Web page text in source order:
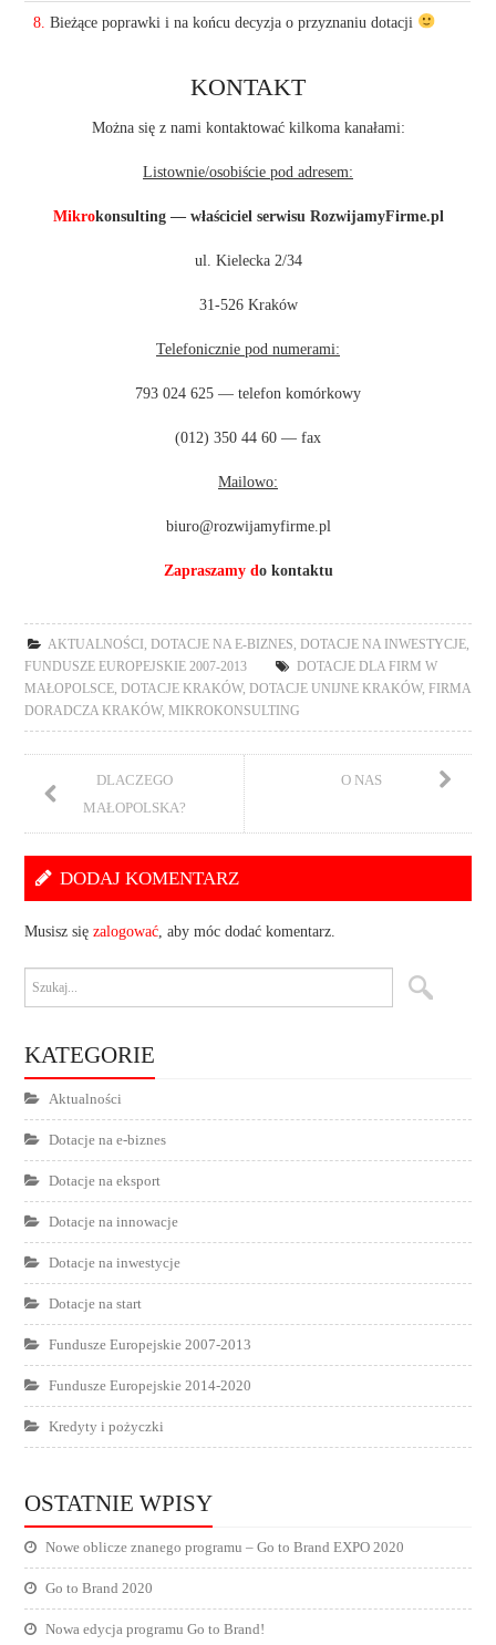
8.Bieżące poprawki i na końcu decyzja o przyznaniu dotacji
KONTAKT
Można się z nami kontaktować kilkoma kanałami:
Listownie/osobiście pod adresem:
Mikrokonsulting — właściciel serwisu RozwijamyFirme.pl
ul. Kielecka 2/34
31-526 Kraków
Telefonicznie pod numerami:
793 024 625 — telefon komórkowy
(012) 350 44 60 — fax
Mailowo:
biuro@rozwijamyfirme.pl
Zapraszamy do kontaktu
AKTUALNOŚCI ,DOTACJE NA E-BIZNES ,DOTACJE NA INWESTYCJE
FUNDUSZE EUROPEJSKIE 2007-2013
DOTACJE DLA FIRM W
MAŁOPOLSCE ,DOTACJE KRAKÓW,DOTACJE UNIJNE KRAKÓW,FIRMA
DORADCZA KRAKÓW,MIKROKONSULTING
DLACZEGO
MAŁOPOLSKA?
O NAS
DODAJ KOMENTARZ
Musisz sięzalogować , aby móc dodać komentarz.
KATEGORIE
Aktualności
Dotacje na e-biznes
Dotacje na eksport
Dotacje na innowacje
Dotacje na inwestycje
Dotacje na start
Fundusze Europejskie 2007-2013
Fundusze Europejskie 2014-2020
Kredyty i pożyczki
OSTATNIE WPISY
Nowe oblicze znanego programu – Go to Brand EXPO 2020
Go to Brand 2020
Nowa edycja programu Go to Brand!